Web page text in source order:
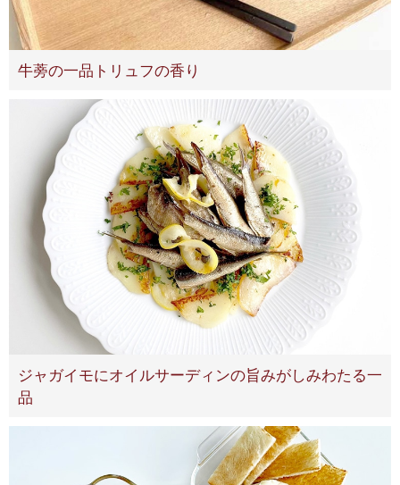
牛蒡の一品トリュフの香り
ジャガイモにオイルサーディンの旨みがしみわたる一
品